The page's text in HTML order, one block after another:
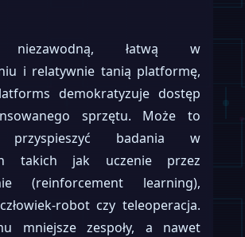
niezawodną, łatwą w
i relatywnie tanią platformę,
demokratyzuje dostęp
sprzętu. Może to
przyspieszyć badania w
takich jak uczenie przez
(reinforcement learning),
robot czy teleoperacja.
mniejsze zespoły, a nawet